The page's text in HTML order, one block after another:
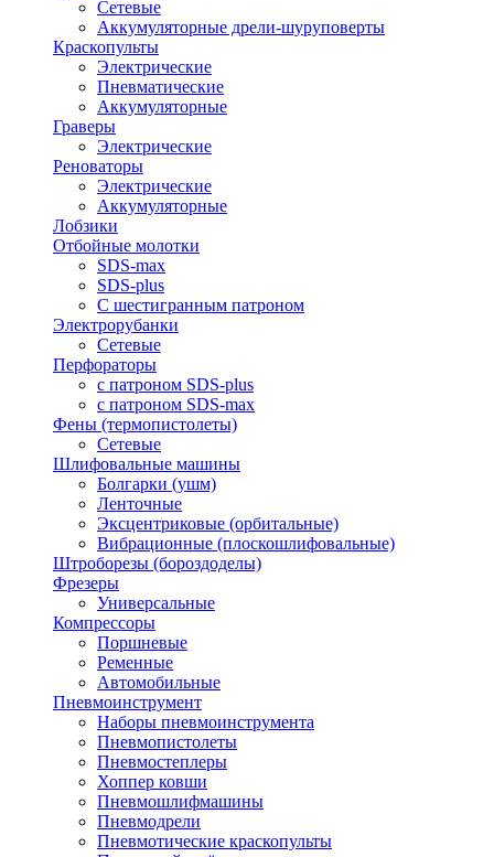
Сетевые
Аккумуляторные дрели-шуруповерты
Краскопульты
Электрические
Пневматические
Аккумуляторные
Граверы
Электрические
Реноваторы
Электрические
Аккумуляторные
Лобзики
Отбойные молотки
SDS-max
SDS-plus
С шестигранным патроном
Электрорубанки
Сетевые
Перфораторы
с патроном SDS-plus
с патроном SDS-max
Фены (термопистолеты)
Сетевые
Шлифовальные машины
Болгарки (ушм)
Ленточные
Эксцентриковые (орбитальные)
Вибрационные (плоскошлифовальные)
Штроборезы (бороздоделы)
Фрезеры
Универсальные
Компрессоры
Поршневые
Ременные
Автомобильные
Пневмоинструмент
Наборы пневмоинструмента
Пневмопистолеты
Пневмостеплеры
Хоппер ковши
Пневмошлифмашины
Пневмодрели
Пневмотические краскопульты